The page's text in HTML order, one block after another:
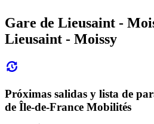
Gare de Lieusaint -
Lieusaint - Moissy
Próximas salidas y lista de
de Île-de-France Mobilités